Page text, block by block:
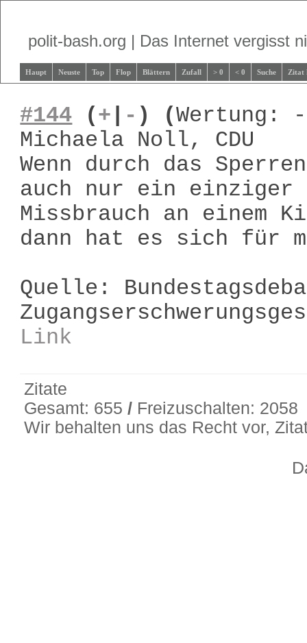
polit-bash.org | Das Internet vergisst
Haupt Neuste Top Flop Blättern Zufall > 0 < 0 Suche Zitat
#144 (+ - ) (Wertung: -
Michaela Noll, CDU
Wenn durch das
auch nur ein einziger
Missbrauch an einem
dann hat es sich für
Quelle:
Link
Zitate
Gesamt: 655/ Freizuschalten: 2058
Wir behalten uns das Recht vor,